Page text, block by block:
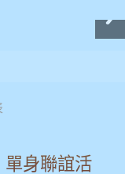
單身聯誼活